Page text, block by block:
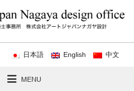
日本語 English 中文
MENU